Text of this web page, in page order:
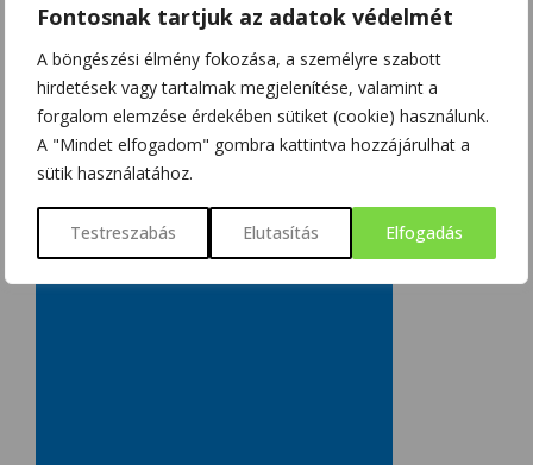
Fontosnak tartjuk az adatok védelmét
A böngészési élmény fokozása, a személyre szabott
hirdetések vagy tartalmak megjelenítése, valamint a
forgalom elemzése érdekében sütiket (cookie) használunk.
A "Mindet elfogadom" gombra kattintva hozzájárulhat a
sütik használatához.
Testreszabás Elutasítás Elfogadás
SZOBOSZLAI KRISZTINA 2018/03/15